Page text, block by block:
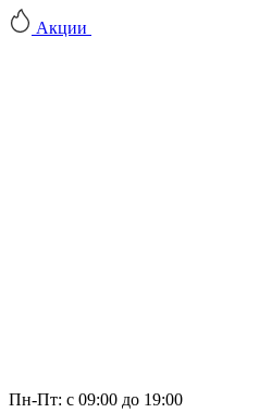
Акции
Пн-Пт: с 09:00 до 19:00